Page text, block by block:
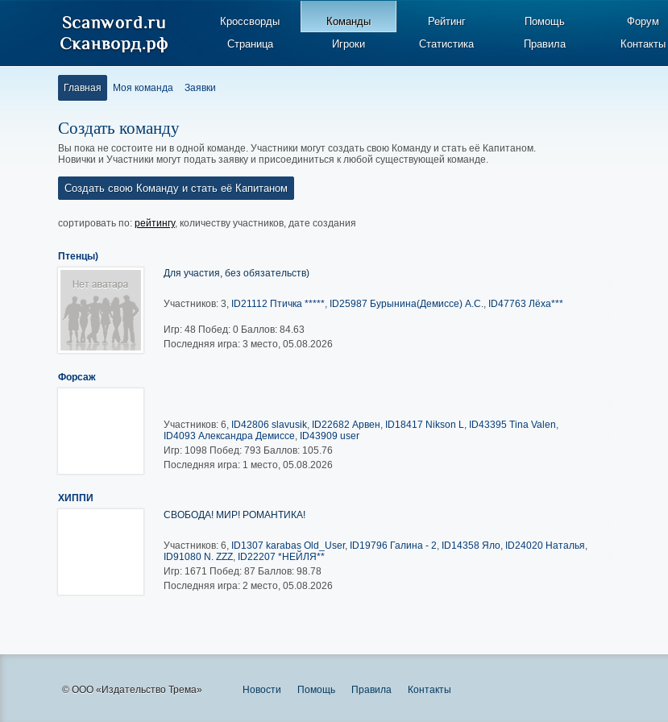
Кроссворды Команды Рейтинг Помощь
Форум
Страница
Игроки Статистика Правила Контакты
Главная Моя команда Заявки
Создать команду
Вы пока не состоите ни в одной команде. Участники могут создать свою Команду и стать её Капитаном.
Новички и Участники могут подать заявку и присоединиться к любой существующей команде.
Создать свою Команду и стать её Капитаном
сортировать по: рейтингу, количеству участников, дате создания
Птенцы)
Для участия, без обязательств)
Участников: 3, ID21112 Птичка *****, ID25987 Бурынина(Демиссе) А.С., ID47763 Лёха***
Игр: 48 Побед: 0 Баллов: 84.63
Последняя игра: 3 место, 05.08.2026
Форсаж
Участников: 6, ID42806 slavusik, ID22682 Арвен, ID18417 Nikson L, ID43395 Tina Valen,
ID4093 Александра Демиссе, ID43909 user
Игр: 1098 Побед: 793 Баллов: 105.76
Последняя игра: 1 место, 05.08.2026
ХИППИ
СВОБОДА! МИР! РОМАНТИКА!
Участников: 6, ID1307 karabas Old_User, ID19796 Галина - 2, ID14358 Яло, ID24020 Наталья,
ID91080 N. ZZZ, ID22207 *НЕЙЛЯ**
Игр: 1671 Побед: 87 Баллов: 98.78
Последняя игра: 2 место, 05.08.2026
© ООО «Издательство Трема» Новости Помощь Правила Контакты